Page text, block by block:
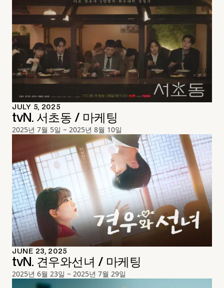
JULY 5, 2025
tvN. 서초동 / 마케팅
2025년 7월 5일 ~ 2025년 8월 10일
JUNE 23, 2025
tvN. 견우와선녀 / 마케팅
2025년 6월 23일 ~ 2025년 7월 29일